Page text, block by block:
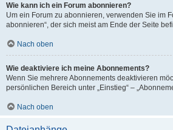
Wie kann ich ein Forum abonnieren?
Um ein Forum zu abonnieren, verwenden Sie im
abonnieren“, der sich meist am Ende der Seite
Nach oben
Wie deaktiviere ich meine Abonnements?
Wenn Sie mehrere Abonnements deaktivieren
persönlichen Bereich unter „Einstieg“ –
Nach oben